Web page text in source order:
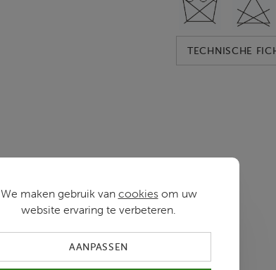
TECHNISCHE
Kleurvarianten
We maken gebruik van cookiesom uw
website ervaring te verbeteren.
AANPASSEN